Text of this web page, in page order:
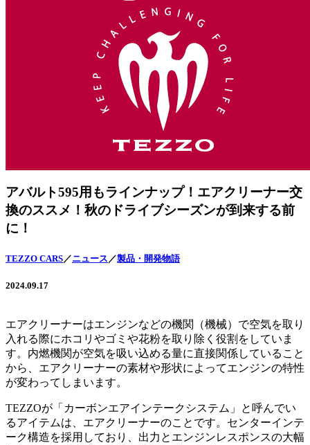
アバルト595用もラインナップ！エアクリーナー交
換のススメ！秋のドライブシーズンが到来する前
に！
TEZZO CARS ／ニュース ／製品・開発物語
2024.09.17
エアクリーナーはエンジンなどの機関（機械）で空気を取り
入れる際にホコリやゴミや花粉を取り除く役割をしていま
す。内燃機関が空気を吸い込める量に直接関係していること
から、エアクリーナーの素材や形状によってエンジンの特性
が変わってしまいます。
TEZZOが「カーボンエアインテークシステム」と呼んでい
るアイテムは、エアクリーナーのことです。センターインテ
ーク構造を採用しており、出力とエンジンレスポンスの大幅